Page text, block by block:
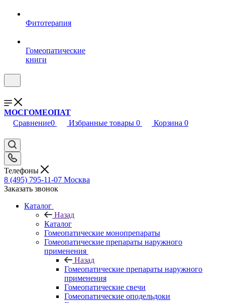
Фитотерапия
Гомеопатические
книги
МОСГОМЕОПАТ
Сравнение0 Избранные товары 0 Корзина 0
Телефоны
8 (495) 795-11-07 Москва
Заказать звонок
Каталог
Назад
Каталог
Гомеопатические монопрепараты
Гомеопатические препараты наружного
применения
Назад
Гомеопатические препараты наружного
применения
Гомеопатические свечи
Гомеопатические оподельдоки